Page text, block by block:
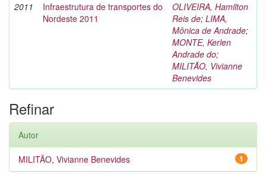
2011
Infraestrutura de transportes do
Nordeste 2011
OLIVEIRA, Hamilton
Reis de; LIMA,
Mônica de Andrade;
MONTE, Kerlen
Andrade do;
MILITÃO, Vivianne
Benevides
Refinar
Autor
1
MILITÃO, Vivianne Benevides